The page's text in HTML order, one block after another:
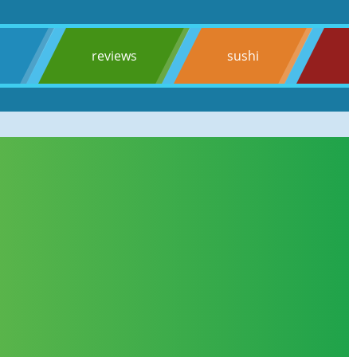
reviews sushi